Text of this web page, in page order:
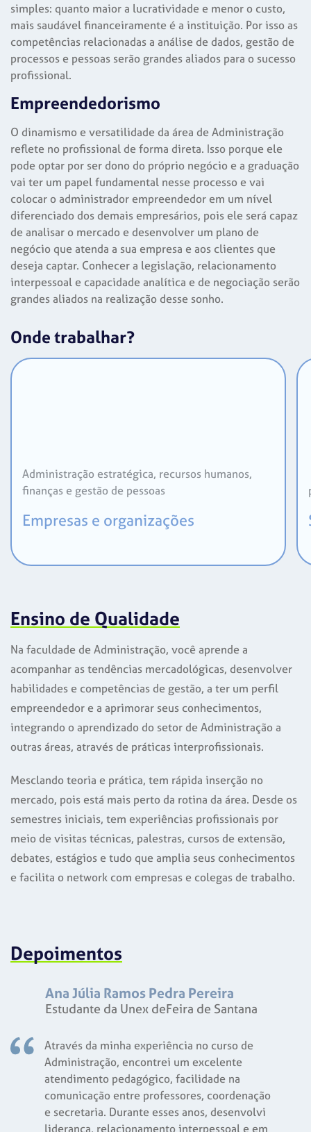
simples: quanto maior a lucratividade e menor o custo,
mais saudável financeiramente é a instituição. Por isso as
competências relacionadas a análise de dados, gestão de
processos e pessoas serão grandes aliados para o sucesso
profissional.
Empreendedorismo
O dinamismo e versatilidade da área de Administração
reflete no profissional de forma direta. Isso porque ele
pode optar por ser dono do próprio negócio e a graduação
vai ter um papel fundamental nesse processo e vai
colocar o administrador empreendedor em um nível
diferenciado dos demais empresários, pois ele será capaz
de analisar o mercado e desenvolver um plano de
negócio que atenda a sua empresa e aos clientes que
deseja captar. Conhecer a legislação, relacionamento
interpessoal e capacidade analítica e de negociação serão
grandes aliados na realização desse sonho.
Onde trabalhar?
Administração estratégica, recursos humanos,
finanças e gestão de pessoas
Empresas e organizações
Ensino de Qualidade
Na faculdade de Administração, você aprende a
acompanhar as tendências mercadológicas, desenvolver
habilidades e competências de gestão, a ter um perfil
empreendedor e a aprimorar seus conhecimentos,
integrando o aprendizado do setor de Administração a
outras áreas, através de práticas interprofissionais.
Mesclando teoria e prática, tem rápida inserção no
mercado, pois está mais perto da rotina da área. Desde os
semestres iniciais, tem experiências profissionais por
meio de visitas técnicas, palestras, cursos de extensão,
debates, estágios e tudo que amplia seus conhecimentos
e facilita o network com empresas e colegas de trabalho.
Depoimentos
Ana Júlia Ramos Pedra Pereira
Estudante da Unex deFeira de Santana
Através da minha experiência no curso de
Administração, encontrei um excelente
atendimento pedagógico, facilidade na
comunicação entre professores, coordenação
e secretaria. Durante esses anos, desenvolvi
liderança, relacionamento interpessoal e em